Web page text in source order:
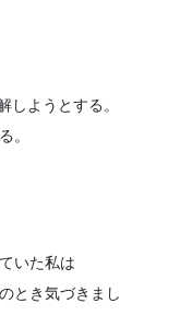
しようとする。
。
いた私は
とき気づきまし